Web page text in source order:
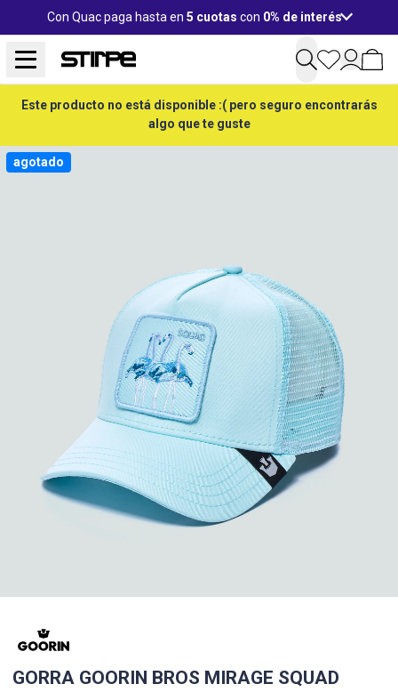
Con Quac paga hasta en 5 cuotas con 0% de interés
Este producto no está disponible :( pero seguro encontrarás
algo que te guste
agotado
GORRA GOORIN BROS MIRAGE SQUAD